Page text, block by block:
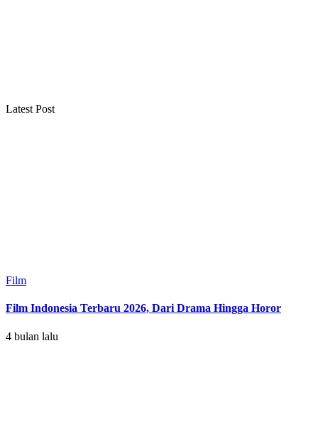
Latest Post
Film
Film Indonesia Terbaru 2026, Dari Drama Hingga Horor
4 bulan lalu